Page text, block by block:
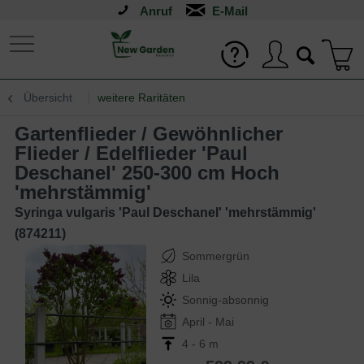
Anruf
Übersicht weitere Raritäten
Gartenflieder / Gewöhnlicher
Flieder / Edelflieder 'Paul
Deschanel' 250-300 cm Hoch
'mehrstämmig'
Syringa vulgaris 'Paul Deschanel' 'mehrstämmig'
(874211)
Sommergrün
Lila
Sonnig-absonnig
April - Mai
4 - 6 m